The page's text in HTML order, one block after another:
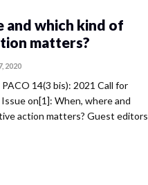
and which kind of
matters?
2020
PACO 14(3 bis): 2021 Call for
on[1]: When, where and
action matters? Guest editors